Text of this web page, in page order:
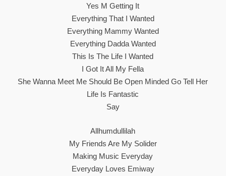
Yes M Getting It
Everything That I Wanted
Everything Mammy Wanted
Everything Dadda Wanted
This Is The Life I Wanted
I Got It All My Fella
She Wanna Meet Me Should Be Open Minded Go Tell Her
Life Is Fantastic
Say
Allhumdullilah
My Friends Are My Solider
Making Music Everyday
Everyday Loves Emiway